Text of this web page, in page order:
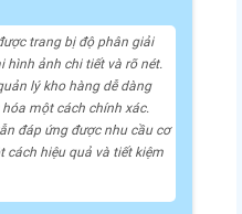
trang bị độ phân giải
hình ảnh chi tiết và rõ nét.
lý kho hàng dễ dàng
một cách chính xác.
đáp ứng được nhu cầu cơ
cách hiệu quả và tiết kiệm